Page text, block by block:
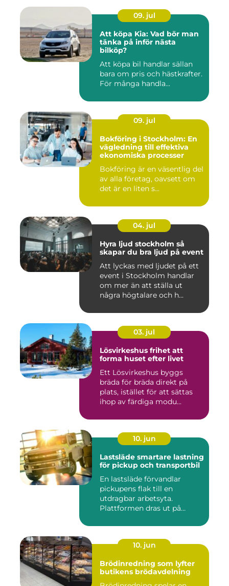
09. jul
Att köpa Kia: Vad bör man
tänka på inför nästa
bilköp?
Att köpa bil handlar sällan
bara om pris och hästkrafter.
För många handla...
09. jul
Bokföring i Stockholm: En
vägledning till effektiva
ekonomiska processer
Bokföring är en väsentlig del
av alla företag, oavsett om
det är en liten s...
04. jul
Hyra ljud stockholm så
skapar du bra ljud på event
Att lyckas med ljudet på ett
event i Stockholm handlar
om mer än att ställa ut
några högtalare och h...
03. jul
Lösvirkeshus frihet att
forma huset efter livet
Ett Lösvirkeshus byggs
bräda för bräda direkt på
plats, istället för att sättas
ihop av färdiga modu...
10. jun
Lastsläde smartare lastning
för pickup och transportbil
En lastsläde förvandlar
pickupens flak till en
utdragbar arbetsyta.
Plattformen dras ut på
10. jun
Brödinredning som lyfter
butikens brödavdelning